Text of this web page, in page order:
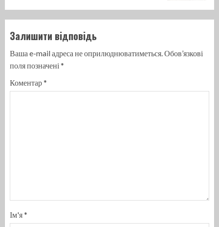
Залишити відповідь
Ваша e-mail адреса не оприлюднюватиметься. Обов’язкові
поля позначені *
Коментар*
Ім'я*